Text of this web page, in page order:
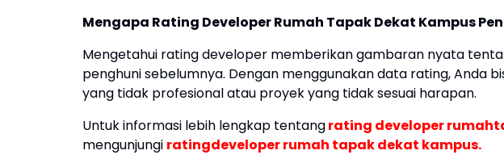
Mengapa Rating Developer Rumah Tapak Dekat Kampus
Mengetahui rating developer memberikan gambaran nyata
penghuni sebelumnya. Dengan menggunakan data rating, Anda
yang tidak profesional atau proyek yang tidak sesuai harapan.
Untuk informasi lebih lengkap tentangrating developer
mengunjungi ratingdeveloper rumah tapak dekat kampus.